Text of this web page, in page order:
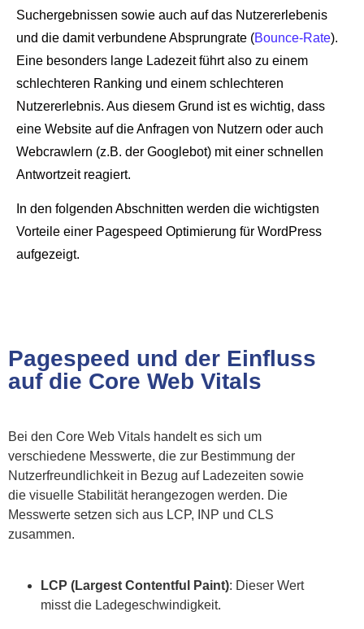
Suchergebnissen sowie auch auf das Nutzererlebenis
und die damit verbundene Absprungrate (Bounce-Rate).
Eine besonders lange Ladezeit führt also zu einem
schlechteren Ranking und einem schlechteren
Nutzererlebnis. Aus diesem Grund ist es wichtig, dass
eine Website auf die Anfragen von Nutzern oder auch
Webcrawlern (z.B. der Googlebot) mit einer schnellen
Antwortzeit reagiert.
In den folgenden Abschnitten werden die wichtigsten
Vorteile einer Pagespeed Optimierung für WordPress
aufgezeigt.
Pagespeed und der Einfluss
auf die Core Web Vitals
Bei den Core Web Vitals handelt es sich um
verschiedene Messwerte, die zur Bestimmung der
Nutzerfreundlichkeit in Bezug auf Ladezeiten sowie
die visuelle Stabilität herangezogen werden. Die
Messwerte setzen sich aus LCP, INP und CLS
zusammen.
LCP (Largest Contentful Paint): Dieser Wert
misst die Ladegeschwindigkeit.